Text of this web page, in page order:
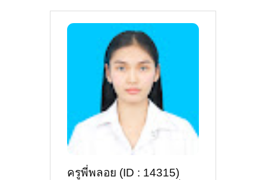
ครูพี่พลอย (ID : 14315)